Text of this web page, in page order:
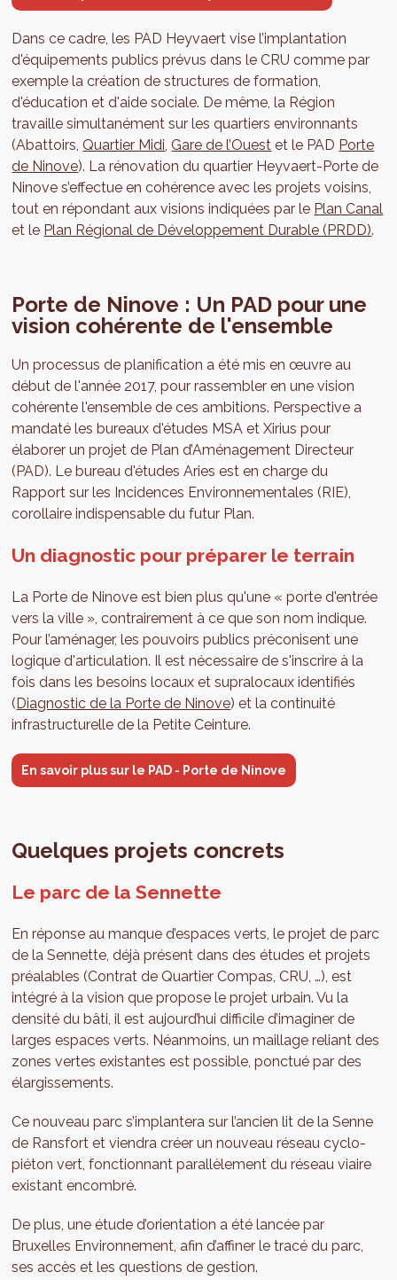
Dans ce cadre, les PAD Heyvaert vise l’implantation
d'équipements publics prévus dans le CRU comme par
exemple la création de structures de formation,
d'éducation et d'aide sociale. De même, la Région
travaille simultanément sur les quartiers environnants
(Abattoirs, Quartier Midi, Gare de l’Ouest et le PAD Porte
de Ninove). La rénovation du quartier Heyvaert-Porte de
Ninove s’effectue en cohérence avec les projets voisins,
tout en répondant aux visions indiquées par le Plan Canal
et le Plan Régional de Développement Durable (PRDD).
Porte de Ninove : Un PAD pour une
vision cohérente de l'ensemble
Un processus de planification a été mis en œuvre au
début de l'année 2017, pour rassembler en une vision
cohérente l'ensemble de ces ambitions. Perspective a
mandaté les bureaux d'études MSA et Xirius pour
élaborer un projet de Plan d’Aménagement Directeur
(PAD). Le bureau d'études Aries est en charge du
Rapport sur les Incidences Environnementales (RIE),
corollaire indispensable du futur Plan.
Un diagnostic pour préparer le terrain
La Porte de Ninove est bien plus qu'une « porte d'entrée
vers la ville », contrairement à ce que son nom indique.
Pour l’aménager, les pouvoirs publics préconisent une
logique d'articulation. Il est nécessaire de s'inscrire à la
fois dans les besoins locaux et supralocaux identifiés
(Diagnostic de la Porte de Ninove) et la continuité
infrastructurelle de la Petite Ceinture.
En savoir plus sur le PAD - Porte de Ninove
Quelques projets concrets
Le parc de la Sennette
En réponse au manque d’espaces verts, le projet de parc
de la Sennette, déjà présent dans des études et projets
préalables (Contrat de Quartier Compas, CRU, …), est
intégré à la vision que propose le projet urbain. Vu la
densité du bâti, il est aujourd’hui difficile d’imaginer de
larges espaces verts. Néanmoins, un maillage reliant des
zones vertes existantes est possible, ponctué par des
élargissements.
Ce nouveau parc s’implantera sur l’ancien lit de la Senne
de Ransfort et viendra créer un nouveau réseau cyclo-
piéton vert, fonctionnant parallèlement du réseau viaire
existant encombré.
De plus, une étude d’orientation a été lancée par
Bruxelles Environnement, afin d’affiner le tracé du parc,
ses accès et les questions de gestion.